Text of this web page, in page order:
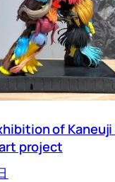
of
project